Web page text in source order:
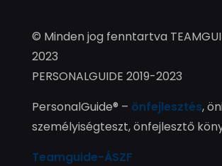
© Minden jog fenntartva
2023
PERSONALGUIDE 2019-2023
PersonalGuide® – önfejlesztés,
személyiségteszt, önfejlesztő
Teamguide-ÁSZF